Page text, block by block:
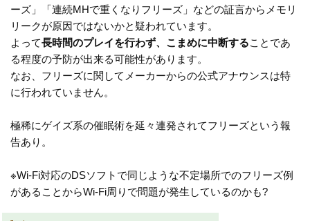
ーズ」「連続MHで重くなりフリーズ」などの証言からメモリ
リークが原因ではないかと疑われています。
よって長時間のプレイを行わず、こまめに中断することであ
る程度の予防が出来る可能性があります。
なお、フリーズに関してメーカーからの公式アナウンスは特
に行われていません。
極稀にゲイズ系の催眠術を延々連発されてフリーズという報
告あり。
※Wi-Fi対応のDSソフトで同じような不定場所でのフリーズ例
があることからWi-Fi周りで問題が発生しているのかも?